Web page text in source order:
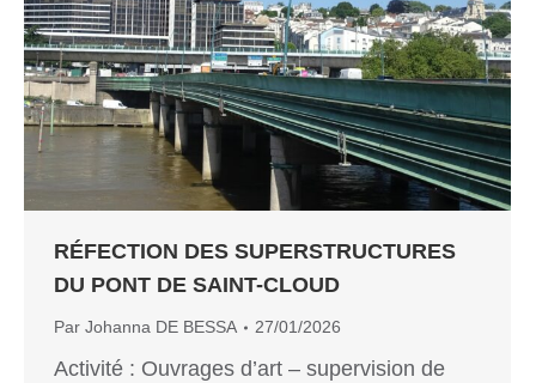
RÉFECTION DES SUPERSTRUCTURES
DU PONT DE SAINT-CLOUD
Par Johanna DE BESSA 27/01/2026
Activité : Ouvrages d’art – supervision de